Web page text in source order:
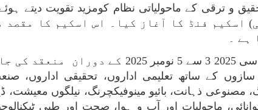
اسکیم فنڈ کا آغاز کیا۔ اس اسکیم کا
ہے ۔
کی جا رہی ہے۔
مصنوعی ذہانت، بائیو مینوفیکچرنگ، نیلگوں